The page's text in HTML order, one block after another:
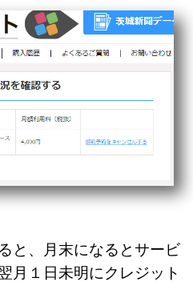
と、月末になるとサービ
月１日未明にクレジット